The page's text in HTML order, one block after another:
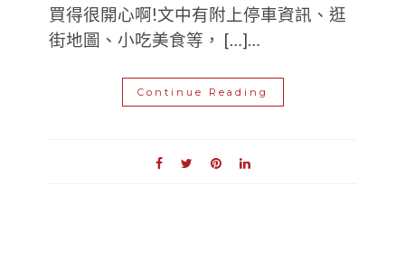
買得很開心啊!文中有附上停車資訊、逛
街地圖、小吃美食等， […]…
Continue Reading